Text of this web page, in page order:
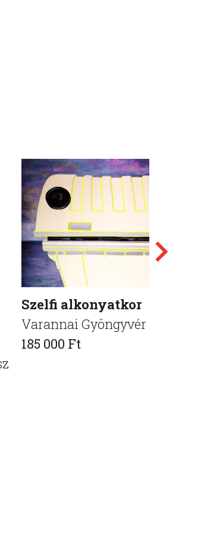
Szelfi alkonyatkor
Varannai Gyöngyvér
185 000 Ft